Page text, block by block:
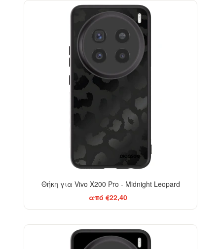
Θήκη για Vivo X200 Pro - Midnight Leopard
από €22,40